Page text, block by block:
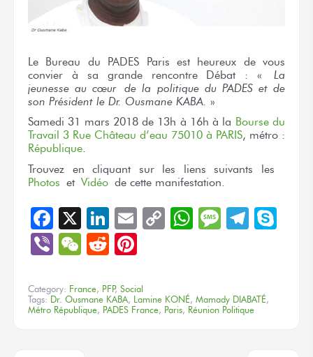
Le Bureau du PADES Paris est heureux de vous
convier à sa grande rencontre Débat : « La
jeunesse au cœur de la politique du PADES et de
son Président le Dr. Ousmane KABA. »
Samedi 31 mars 2018 de 13h à 16h à la Bourse du
Travail 3 Rue Château d’eau 75010 à PARIS, métro :
République.
Trouvez en cliquant sur les liens suivants les
Photos et Vidéo de cette manifestation.
Facebook
X LinkedIn
EmailCopyWhatsApp
Message
ViberWeChat
Reddit
Category: France, PFP, Social
Tags: Dr. Ousmane KABA, Lamine KONÉ, Mamady DIABATÉ,
Métro République, PADES France, Paris, Réunion Politique